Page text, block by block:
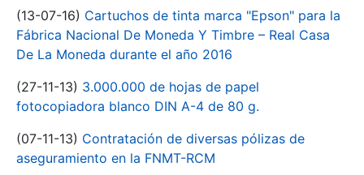
(13-07-16) Cartuchos de tinta marca "Epson" para la
Fábrica Nacional De Moneda Y Timbre – Real Casa
De La Moneda durante el año 2016
(27-11-13) 3.000.000 de hojas de papel
fotocopiadora blanco DIN A-4 de 80 g.
(07-11-13) Contratación de diversas pólizas de
aseguramiento en la FNMT-RCM